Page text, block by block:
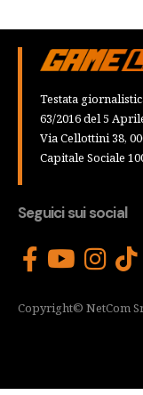
Testata
63/2016 del 5
Via Cellottini 38,
Capitale Sociale
Seguici sui social
Copyright© NetCom